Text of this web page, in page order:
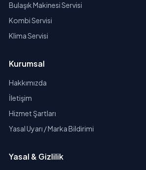
Bulaşık Makinesi Servisi
Kombi Servisi
Klima Servisi
Kurumsal
Hakkımızda
İletişim
Hizmet Şartları
Yasal Uyarı / Marka Bildirimi
Yasal & Gizlilik